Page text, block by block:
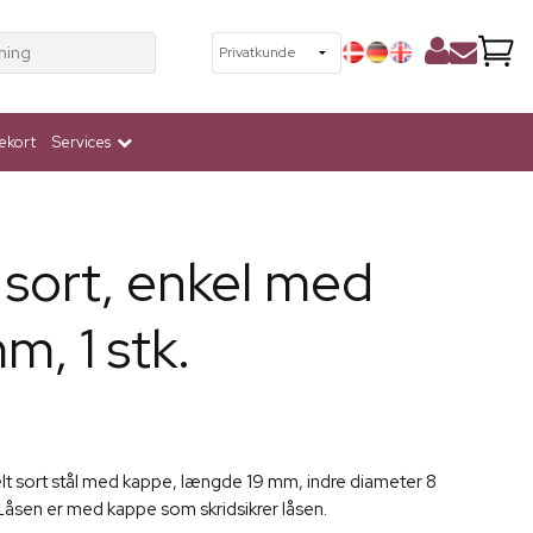
Services
enkel med
1 stk.
sort stål med kappe, længde 19 mm, indre diameter 8
er med kappe som skridsikrer låsen.